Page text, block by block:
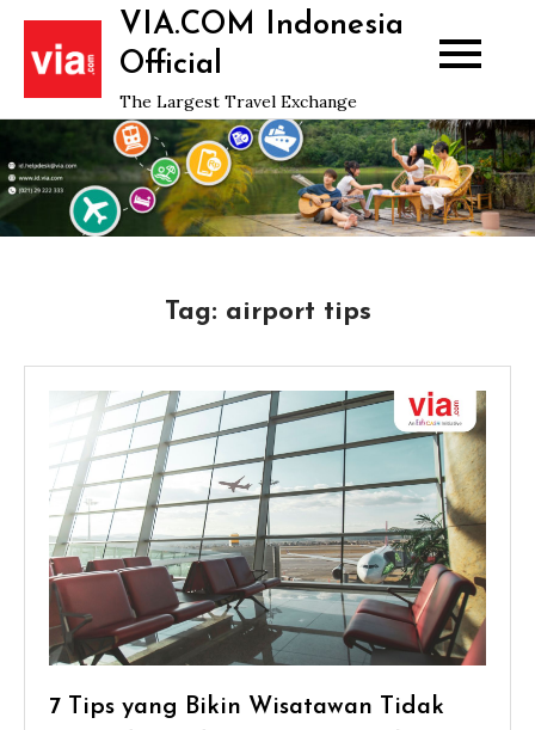
Skip
content
VIA.COM Indonesia
Official
The Largest Travel Exchange
Tag: airport tips
7 Tips yang Bikin Wisatawan Tidak